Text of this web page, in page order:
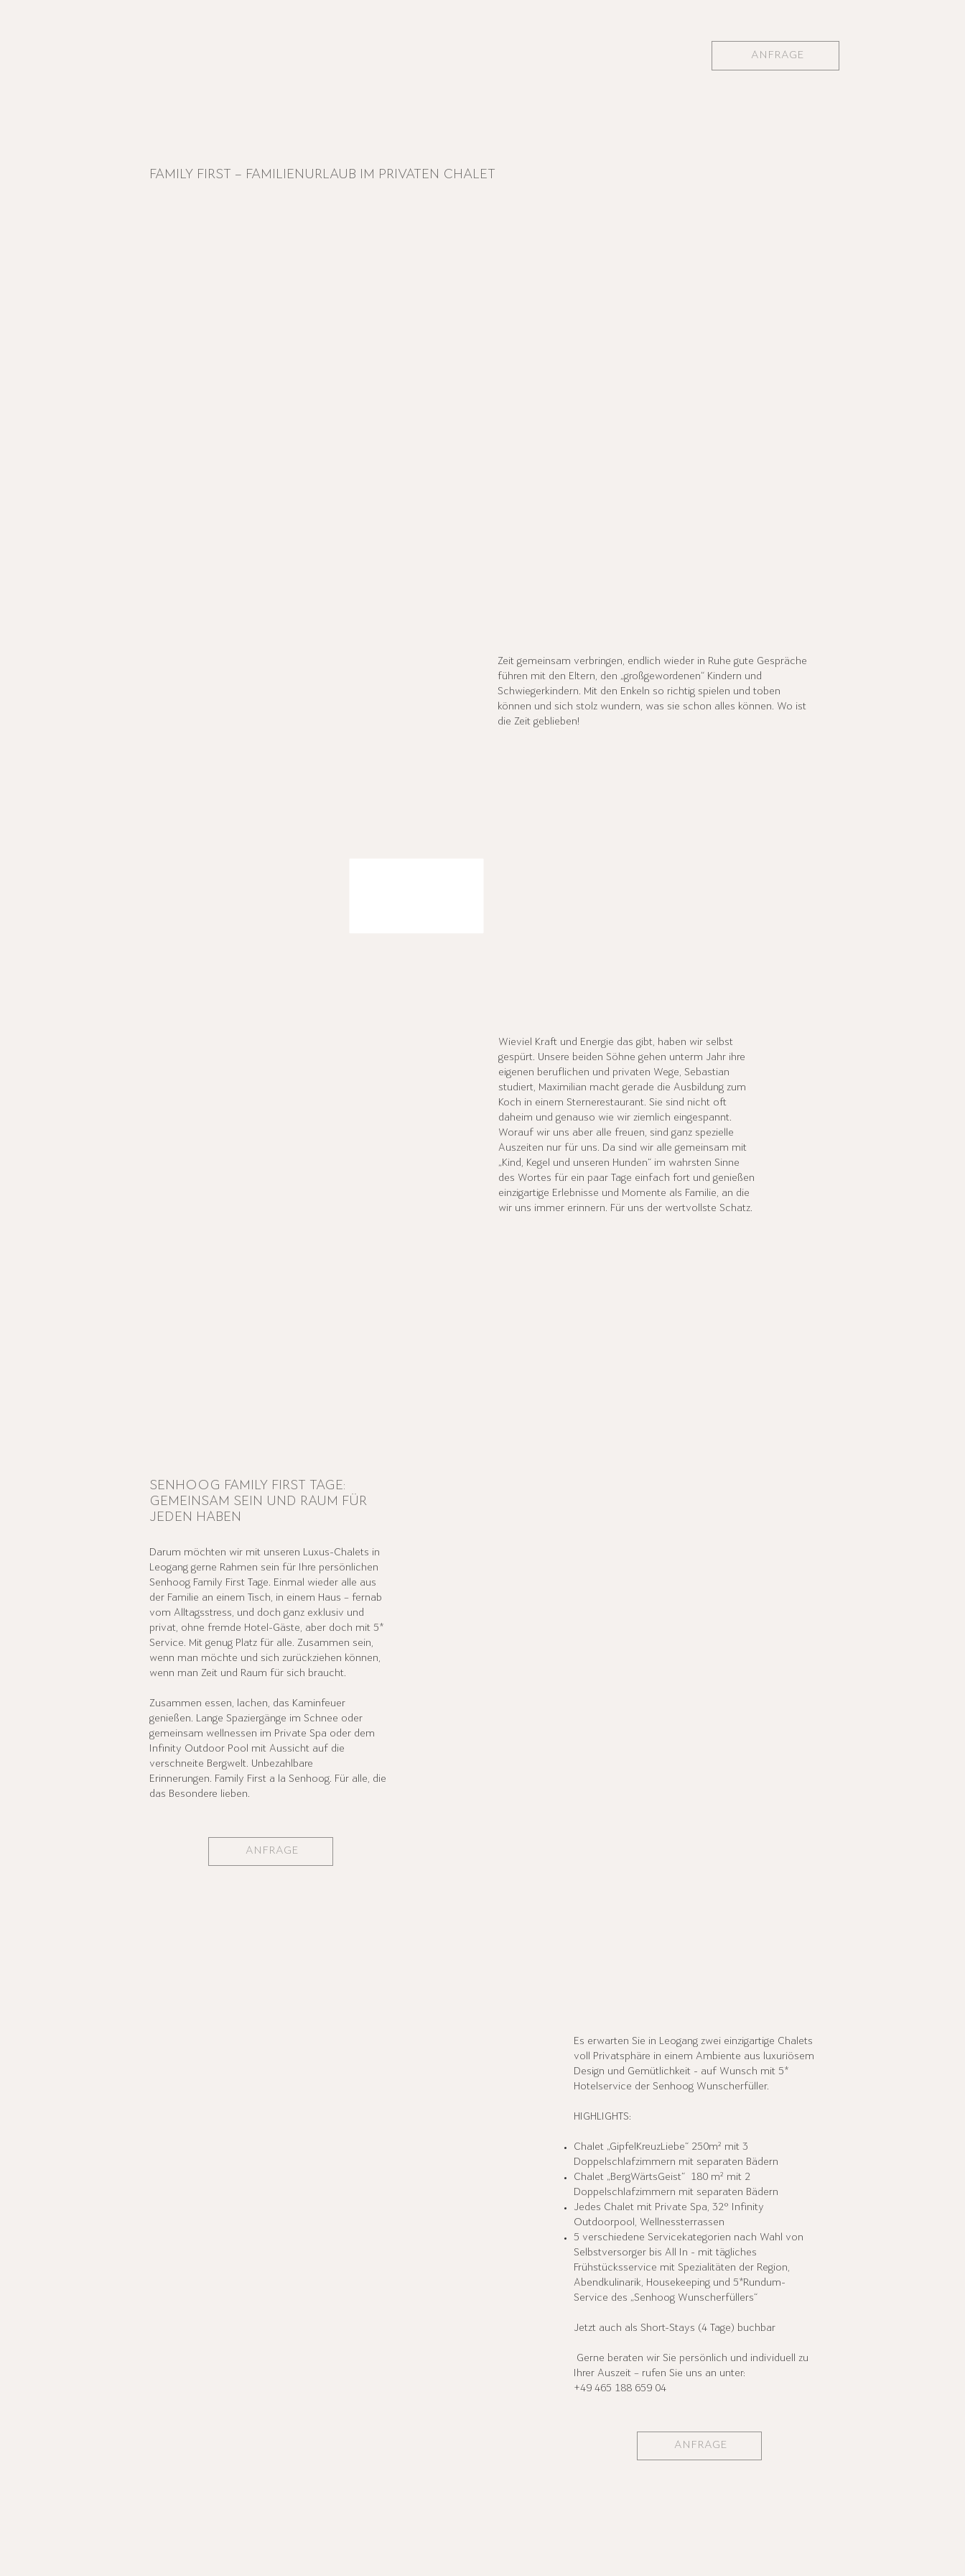
ANFRAGE
FAMILY FIRST – FAMILIENURLAUB IM PRIVATEN CHALET
Zeit gemeinsam verbringen, endlich wieder in Ruhe gute Gespräche
führen mit den Eltern, den „großgewordenen“ Kindern und
Schwiegerkindern. Mit den Enkeln so richtig spielen und toben
können und sich stolz wundern, was sie schon alles können. Wo ist
die Zeit geblieben!
Wieviel Kraft und Energie das gibt, haben wir selbst
gespürt. Unsere beiden Söhne gehen unterm Jahr ihre
eigenen beruflichen und privaten Wege, Sebastian
studiert, Maximilian macht gerade die Ausbildung zum
Koch in einem Sternerestaurant. Sie sind nicht oft
daheim und genauso wie wir ziemlich eingespannt.
Worauf wir uns aber alle freuen, sind ganz spezielle
Auszeiten nur für uns. Da sind wir alle gemeinsam mit
„Kind, Kegel und unseren Hunden“ im wahrsten Sinne
des Wortes für ein paar Tage einfach fort und genießen
einzigartige Erlebnisse und Momente als Familie, an die
wir uns immer erinnern. Für uns der wertvollste Schatz.
SENHOOG FAMILY FIRST TAGE:
GEMEINSAM SEIN UND RAUM FÜR
JEDEN HABEN
Darum möchten wir mit unseren Luxus-Chalets in
Leogang gerne Rahmen sein für Ihre persönlichen
Senhoog Family First Tage. Einmal wieder alle aus
der Familie an einem Tisch, in einem Haus – fernab
vom Alltagsstress, und doch ganz exklusiv und
privat, ohne fremde Hotel-Gäste, aber doch mit 5*
Service. Mit genug Platz für alle. Zusammen sein,
wenn man möchte und sich zurückziehen können,
wenn man Zeit und Raum für sich braucht.
Zusammen essen, lachen, das Kaminfeuer
genießen. Lange Spaziergänge im Schnee oder
gemeinsam wellnessen im Private Spa oder dem
Infinity Outdoor Pool mit Aussicht auf die
verschneite Bergwelt. Unbezahlbare
Erinnerungen. Family First a la Senhoog. Für alle, die
das Besondere lieben.
ANFRAGE
Es erwarten Sie in Leogang zwei einzigartige Chalets
voll Privatsphäre in einem Ambiente aus luxuriösem
Design und Gemütlichkeit - auf Wunsch mit 5*
Hotelservice der Senhoog Wunscherfüller.
HIGHLIGHTS:
Chalet „GipfelKreuzLiebe“ 250m² mit 3
Doppelschlafzimmern mit separaten Bädern
Chalet „BergWärtsGeist“ 180 m² mit 2
Doppelschlafzimmern mit separaten Bädern
Jedes Chalet mit Private Spa, 32° Infinity
Outdoorpool, Wellnessterrassen
5 verschiedene Servicekategorien nach Wahl von
Selbstversorger bis All In - mit tägliches
Frühstücksservice mit Spezialitäten der Region,
Abendkulinarik, Housekeeping und 5*Rundum-
Service des „Senhoog Wunscherfüllers“
Jetzt auch als Short-Stays (4 Tage) buchbar
Gerne beraten wir Sie persönlich und individuell zu
Ihrer Auszeit – rufen Sie uns an unter:
+49 465 188 659 04
ANFRAGE